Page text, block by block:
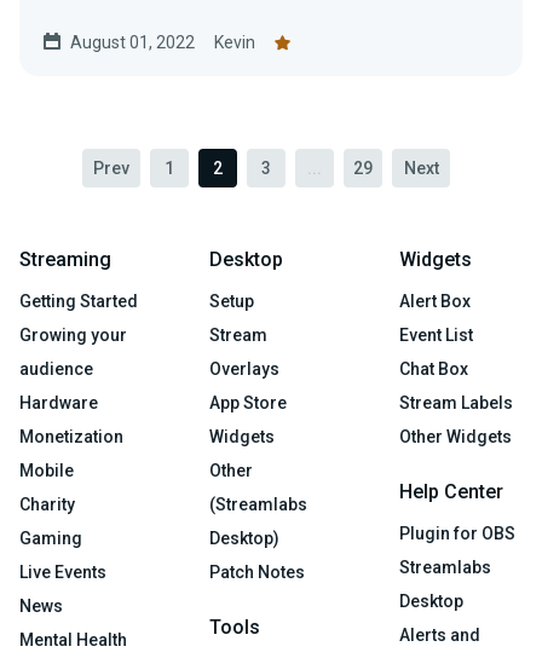
August 01, 2022 Kevin
Prev 1 2 3 29 Next
Streaming
Getting Started
Growing your
audience
Hardware
Monetization
Mobile
Charity
Gaming
Live Events
News
Mental Health
Desktop
Setup
Stream
Overlays
App Store
Widgets
Other
(Streamlabs
Desktop)
Patch Notes
Tools
Widgets
Alert Box
Event List
Chat Box
Stream Labels
Other Widgets
Help Center
Plugin for OBS
Streamlabs
Desktop
Alerts and